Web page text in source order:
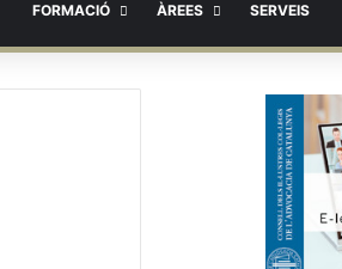
FORMACIÓ ÀREES SERVEIS